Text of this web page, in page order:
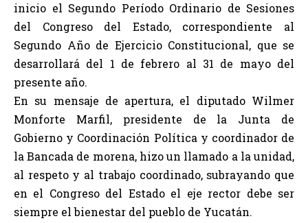
inicio el Segundo Período Ordinario de Sesiones
del Congreso del Estado, correspondiente al
Segundo Año de Ejercicio Constitucional, que se
desarrollará del 1 de febrero al 31 de mayo del
presente año.
En su mensaje de apertura, el diputado Wilmer
Monforte Marfil, presidente de la Junta de
Gobierno y Coordinación Política y coordinador de
la Bancada de morena, hizo un llamado a la unidad,
al respeto y al trabajo coordinado, subrayando que
en el Congreso del Estado el eje rector debe ser
siempre el bienestar del pueblo de Yucatán.